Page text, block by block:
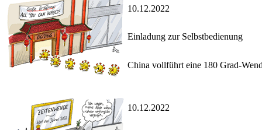
10.12.2022
Einladung zur Selbstbedienung
China vollführt eine 180 Grad-
10.12.2022